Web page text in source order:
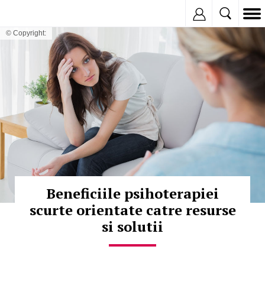
© Copyright:
Beneficiile psihoterapiei
scurte orientate catre resurse
si solutii